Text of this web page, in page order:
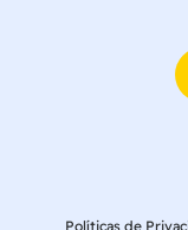
Políticas de